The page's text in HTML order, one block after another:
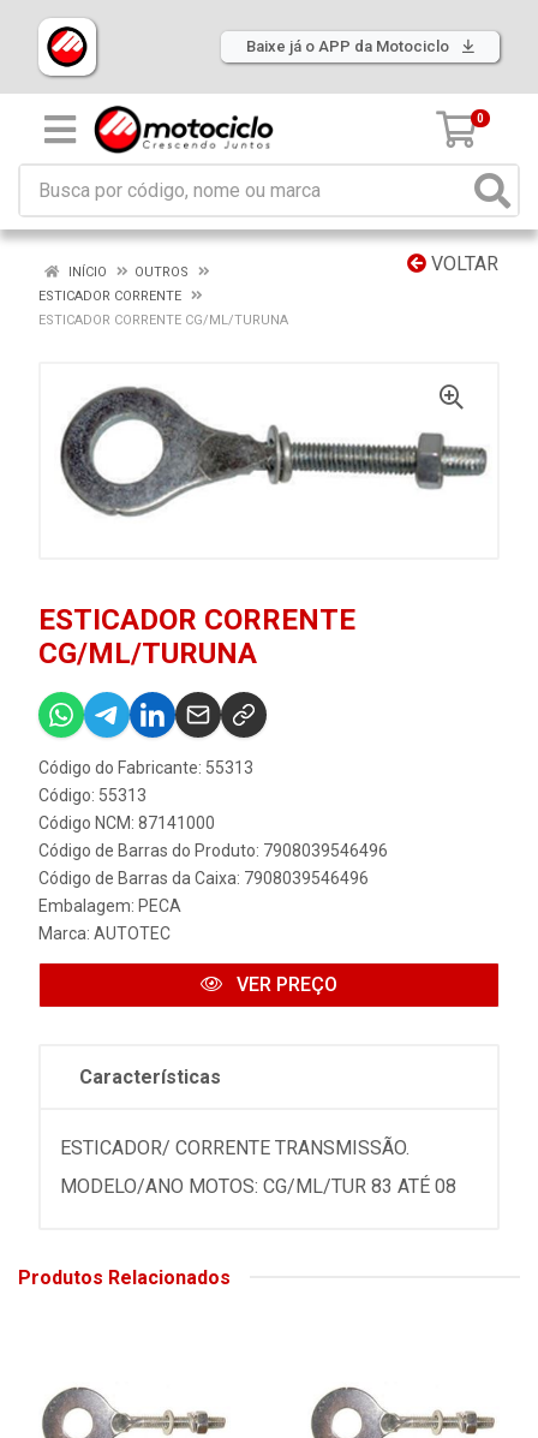
Baixe já o APP da Motociclo
0
VOLTAR
INÍCIO
OUTROS
ESTICADOR CORRENTE
ESTICADOR CORRENTE CG/ML/TURUNA
ESTICADOR CORRENTE
CG/ML/TURUNA
Código do Fabricante: 55313
Código: 55313
Código NCM: 87141000
Código de Barras do Produto: 7908039546496
Código de Barras da Caixa: 7908039546496
Embalagem: PECA
Marca: AUTOTEC
VER PREÇO
Características
ESTICADOR/ CORRENTE TRANSMISSÃO.
MODELO/ANO MOTOS: CG/ML/TUR 83 ATÉ 08
Produtos Relacionados